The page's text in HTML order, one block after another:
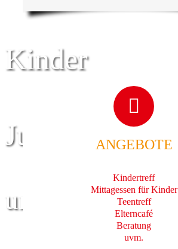
Kinder
Jugend
und Familie
ANGEBOTE
Kindertreff
Mittagessen für Kinder
Teentreff
Elterncafé
Beratung
uvm.